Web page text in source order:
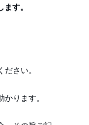
す。
さい。
ります。